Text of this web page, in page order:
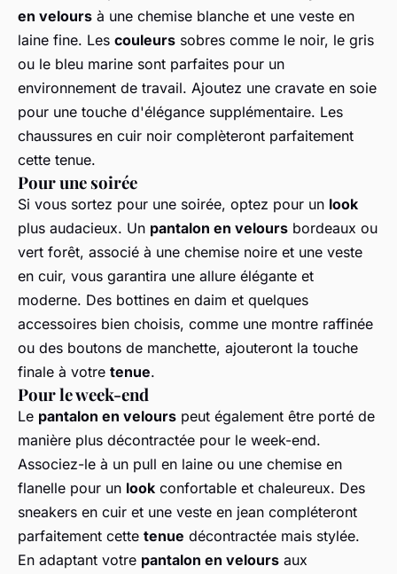
en velours à une chemise blanche et une veste en
laine fine. Les couleurs sobres comme le noir, le gris
ou le bleu marine sont parfaites pour un
environnement de travail. Ajoutez une cravate en soie
pour une touche d'élégance supplémentaire. Les
chaussures en cuir noir complèteront parfaitement
cette tenue.
Pour une soirée
Si vous sortez pour une soirée, optez pour un look
plus audacieux. Un pantalon en velours bordeaux ou
vert forêt, associé à une chemise noire et une veste
en cuir, vous garantira une allure élégante et
moderne. Des bottines en daim et quelques
accessoires bien choisis, comme une montre raffinée
ou des boutons de manchette, ajouteront la touche
finale à votre tenue.
Pour le week-end
Le pantalon en velours peut également être porté de
manière plus décontractée pour le week-end.
Associez-le à un pull en laine ou une chemise en
flanelle pour un look confortable et chaleureux. Des
sneakers en cuir et une veste en jean compléteront
parfaitement cette tenue décontractée mais stylée.
En adaptant votre pantalon en velours aux